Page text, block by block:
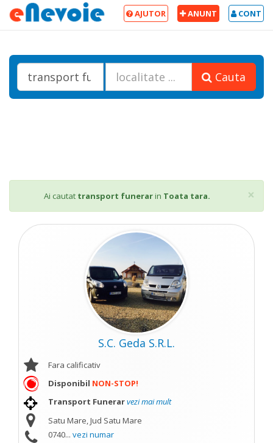
CONT
ANUNT
AJUTOR
Cauta
×
Ai cautat transport funerarin Toata tara.
S.C. Geda S.R.L.
Fara calificativ
Disponibil NON-STOP!
Transport Funerarvezi mai mult
Satu Mare, Jud Satu Mare
0740... vezi numar